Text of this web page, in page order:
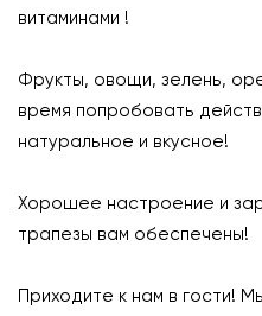
витаминами !
Фрукты, овощи, зелень,
время попробовать
натуральное и вкусное!
Хорошее настроение и
трапезы вам обеспечены!
Приходите к нам в гости!